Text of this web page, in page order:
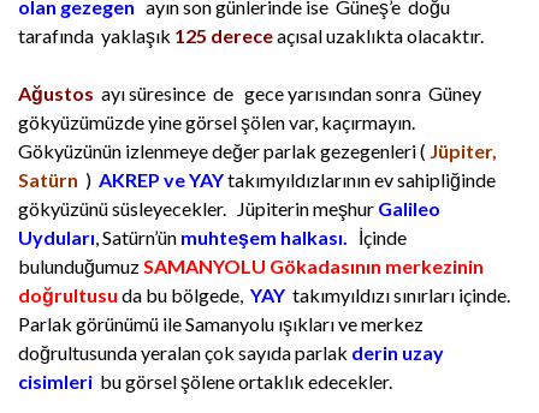
olan gezegen ayın son günlerinde ise Güneş’e doğu
tarafında yaklaşık 125 dereceaçısal uzaklıkta olacaktır.
Ağustos ayı süresince de gece yarısından sonra Güney
gökyüzümüzde yine görsel şölen var, kaçırmayın.
Gökyüzünün izlenmeye değer parlak gezegenleri ( Jüpiter,
Satürn ) AKREP ve YAYtakımyıldızlarının ev sahipliğinde
gökyüzünü süsleyecekler. Jüpiterin meşhur Galileo
Uyduları, Satürn’ün muhteşem halkası. İçinde
bulunduğumuzSAMANYOLU Gökadasının merkezinin
doğrultusu da bu bölgede, YAY takımyıldızı sınırları içinde.
Parlak görünümü ile Samanyolu ışıkları ve merkez
doğrultusunda yeralan çok sayıda parlak derin uzay
cisimleri bu görsel şölene ortaklık edecekler.